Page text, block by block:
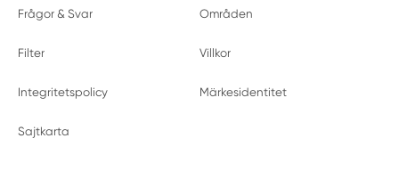
Frågor & Svar Områden
Filter Villkor
Integritetspolicy Märkesidentitet
Sajtkarta